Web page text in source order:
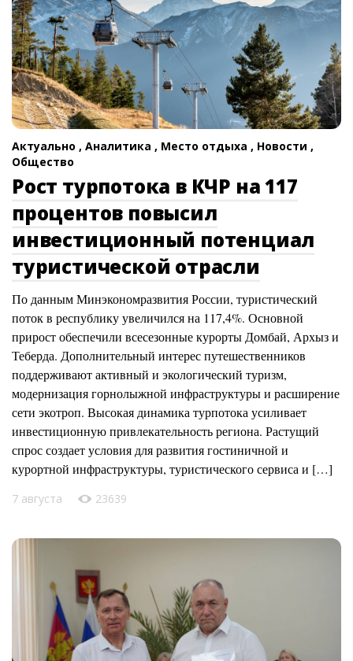
Актуально , Аналитика , Место отдыха , Новости ,
Общество
Рост турпотока в КЧР на 117
процентов повысил
инвестиционный потенциал
туристической отрасли
По данным Минэкономразвития России, туристический
поток в республику увеличился на 117,4%. Основной
прирост обеспечили всесезонные курорты Домбай, Архыз и
Теберда. Дополнительный интерес путешественников
поддерживают активный и экологический туризм,
модернизация горнолыжной инфраструктуры и расширение
сети экотроп. Высокая динамика турпотока усиливает
инвестиционную привлекательность региона. Растущий
спрос создает условия для развития гостиничной и
курортной инфраструктуры, туристического сервиса и […]
7 августа 23639